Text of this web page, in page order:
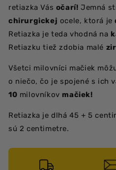
retiazka Vás očarí! Jemná
chirurgickej ocele, ktorá je
Retiazka je teda vhodná na
Retiazku tiež zdobia malé
Všetci milovníci mačiek
o niečo, čo je spojené s ich
10 milovníkov mačiek!
Retiazka je dlhá 45 + 5
sú 2 centimetre.